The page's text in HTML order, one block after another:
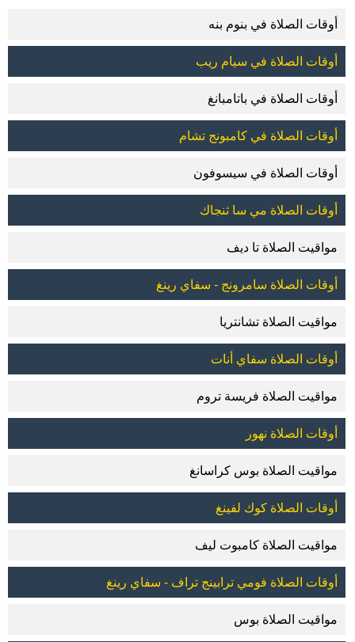
أوقات الصلاة في بنوم بنه
أوقات الصلاة في سيام ريب
أوقات الصلاة في باتامبانغ
أوقات الصلاة في كامبونج تشام
أوقات الصلاة في سيسوفون
أوقات الصلاة مي سا ثنجاك
مواقيت الصلاة تا ديف
أوقات الصلاة سامرونج - سفاي رينغ
مواقيت الصلاة تشانتريا
أوقات الصلاة سفاي أنات
مواقيت الصلاة فريسة تروم
أوقات الصلاة نهور
مواقيت الصلاة بوس كراسانغ
أوقات الصلاة كوك لفينغ
مواقيت الصلاة كامبوت ليف
أوقات الصلاة فومي ترابينج تراف - سفاي رينغ
مواقيت الصلاة بوس